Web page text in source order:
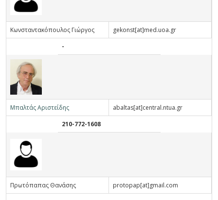
Κωνσταντακόπουλος Γιώργος
gekonst[at]med.uoa.gr
-
ΜπαλτάςΑριστείδης
abaltas[at]central.ntua.gr
210-772-1608
Πρωτόπαπας Θανάσης
protopap[at]gmail.com